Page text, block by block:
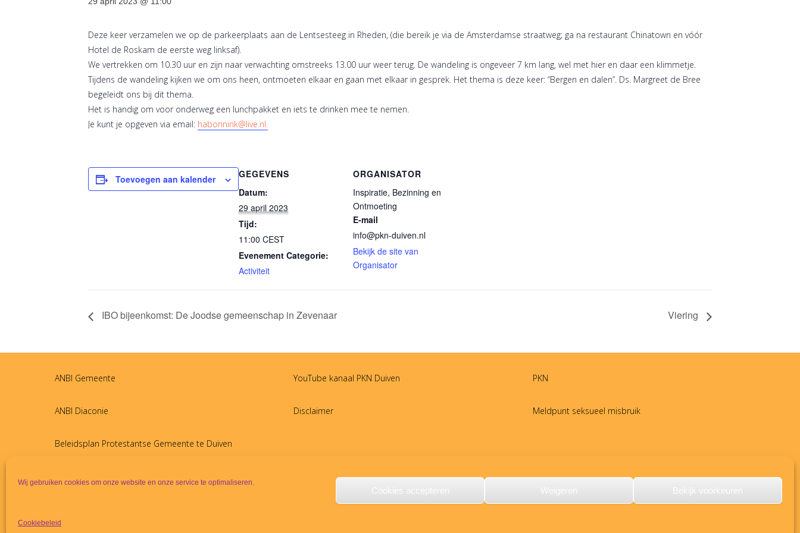
Wij gebruiken cookies om onze website en onze service te optimaliseren.
Cookies accepteren Weigeren Bekijk voorkeuren
Cookiebeleid
Deze keer verzamelen we op de parkeerplaats aan de Lentsesteeg in Rheden, (die bereik je via de Amsterdamse straatweg; ga na restaurant Chinatown en vóór
Hotel de Roskam de eerste weg linksaf).
We vertrekken om 10.30 uur en zijn naar verwachting omstreeks 13.00 uur weer terug. De wandeling is ongeveer 7 km lang, wel met hier en daar een klimmetje.
Tijdens de wandeling kijken we om ons heen, ontmoeten elkaar en gaan met elkaar in gesprek. Het thema is deze keer: “Bergen en dalen”. Ds. Margreet de Bree
begeleidt ons bij dit thema.
Het is handig om voor onderweg een lunchpakket en iets te drinken mee te nemen.
Je kunt je opgeven via email: habonnink@live.nl.
Toevoegen aan kalender
GEGEVENS
Datum:
29 april 2023
Tijd:
11:00 CEST
Evenement Categorie:
Activiteit
ORGANISATOR
Inspiratie, Bezinning en
Ontmoeting
E-mail
info@pkn-duiven.nl
Bekijk de site van
Organisator
IBO bijeenkomst: De Joodse gemeenschap in Zevenaar Viering
ANBI Gemeente
ANBI Diaconie
Beleidsplan Protestantse Gemeente te Duiven
YouTube kanaal PKN Duiven
Disclaimer
PKN
Meldpunt seksueel misbruik
Copyright © 2021